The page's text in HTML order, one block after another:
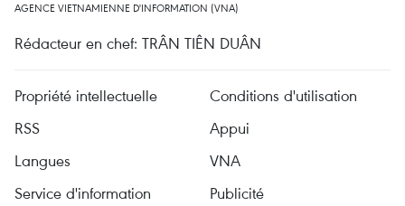
AGENCE VIETNAMIENNE D'INFORMATION (VNA)
Rédacteur en chef: TRÂN TIÊN DUÂN
Propriété intellectuelle
Conditions d'utilisation
RSS
Appui
Langues
VNA
Service d'information
Publicité